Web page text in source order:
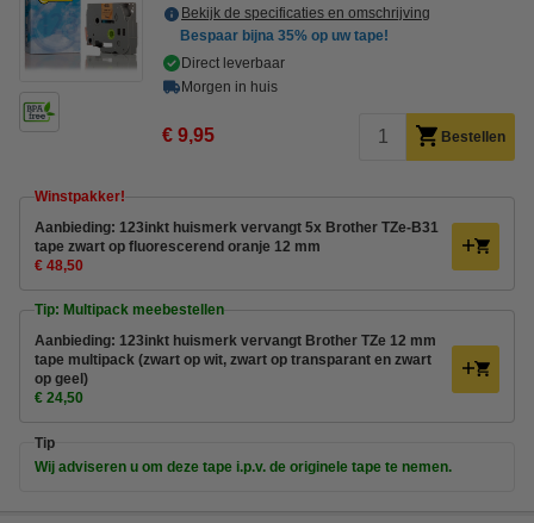
Bekijk de specificaties en omschrijving
Bespaar bijna 35% op uw tape!
Direct leverbaar
Morgen in huis
€ 9,95 Bestellen
Winstpakker!
Aanbieding: 123inkt huismerk vervangt 5x Brother TZe-B31
tape zwart op fluorescerend oranje 12 mm
€ 48,50
Tip: Multipack meebestellen
Aanbieding: 123inkt huismerk vervangt Brother TZe 12 mm
tape multipack (zwart op wit, zwart op transparant en zwart
op geel)
€ 24,50
Tip
Wij adviseren u om deze tape i.p.v. de originele tape te nemen.